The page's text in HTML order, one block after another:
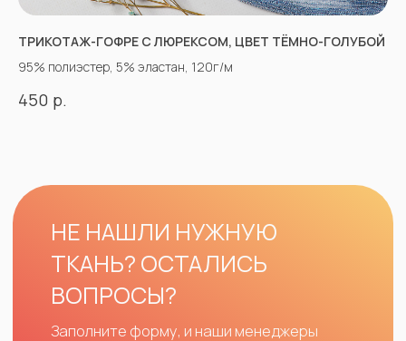
ТРИКОТАЖ-ГОФРЕ С ЛЮРЕКСОМ, ЦВЕТ ТЁМНО-ГОЛУБОЙ
95% полиэстер, 5% эластан, 120г/м
450 р.